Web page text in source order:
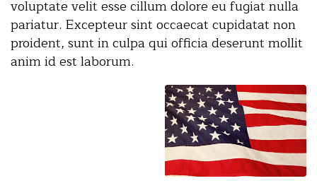
voluptate velit esse cillum dolore eu fugiat nulla
pariatur. Excepteur sint occaecat cupidatat non
proident, sunt in culpa qui officia deserunt mollit
anim id est laborum.